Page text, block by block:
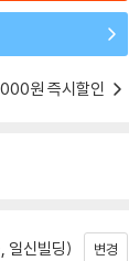
원 즉시할인
일신빌딩) 변경